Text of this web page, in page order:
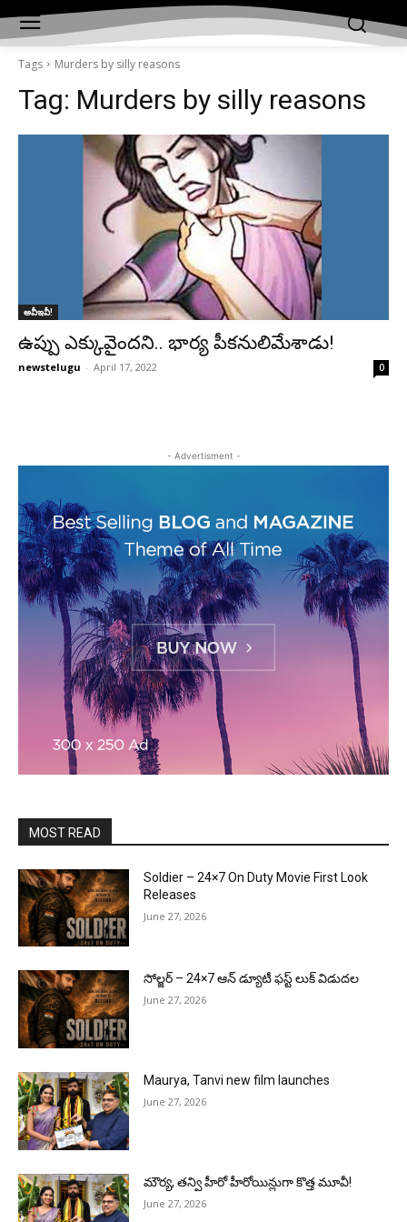
Tags Murders by silly reasons
Tag: Murders by silly reasons
అవీఇవీ!
ఉప్పు ఎక్కువైందని.. భార్య పీకనులిమేశాడు!
newstelugu - April 17, 2022 0
- Advertisment -
MOST READ
Soldier – 24×7 On Duty Movie First Look
Releases
June 27, 2026
సోల్జర్ – 24×7 ఆన్ డ్యూటీ ఫస్ట్ లుక్ విడుదల
June 27, 2026
Maurya, Tanvi new film launches
June 27, 2026
మౌర్య‌, త‌న్వి హీరో హీరోయిన్లుగా కొత్త మూవీ!
June 27, 2026